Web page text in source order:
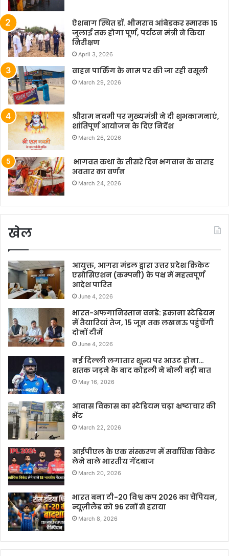
ऐशबाग स्थित डॉ. भीमराव आंबेडकर स्मारक 15
जुलाई तक होगा पूर्ण, पर्यटन मंत्री ने किया
निरीक्षण
April 3, 2026
वाहन पार्किंग के नाम पर की जा रही वसूली
March 29, 2026
श्रीराम नवमी पर मुख्यमंत्री ने दी शुभकामनाएं,
शांतिपूर्ण आयोजन के दिए निर्देश
March 26, 2026
भागवत कथा के तीसरे दिन भगवान के वाराह
अवतार का वर्णन
March 24, 2026
खेल
आयुक्त, आगरा मंडल द्वारा उत्तर प्रदेश क्रिकेट
एसोसिएशन (कम्पनी) के पक्ष में महत्वपूर्ण
आदेश पारित
June 4, 2026
भारत-अफगानिस्तान वनडे: इकाना स्टेडियम
में तैयारियां तेज, 15 जून तक लखनऊ पहुंचेंगी
दोनों टीमें
June 4, 2026
नई दिल्ली लगातार शून्य पर आउट होना…
शतक जड़ने के बाद कोहली ने बोली बड़ी बात
May 16, 2026
आवास विकास का स्टेडियम चढ़ा भ्रष्टाचार की
भेंट
March 22, 2026
आईपीएल के एक संस्करण में सर्वाधिक विकेट
लेने वाले भारतीय गेंदबाज
March 20, 2026
भारत बना टी-20 विश्व कप 2026 का चैंपियन,
न्यूज़ीलैंड को 96 रनों से हराया
March 8, 2026